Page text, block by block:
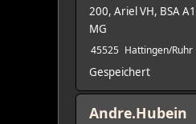
200, Ariel VH, BSA
MG
45525 Hattingen/Ruhr
Gespeichert
Andre.Hubein